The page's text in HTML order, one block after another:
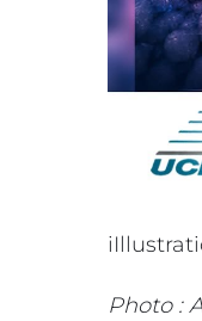
Photo :